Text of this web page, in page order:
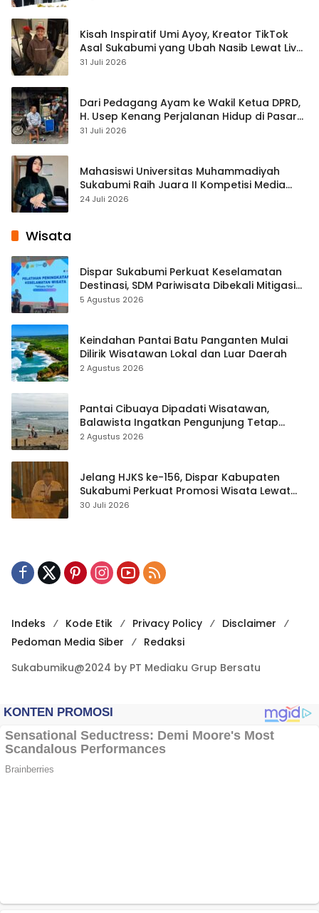
Kisah Inspiratif Umi Ayoy, Kreator TikTok
Asal Sukabumi yang Ubah Nasib Lewat Live
Streaming
31 Juli 2026
Dari Pedagang Ayam ke Wakil Ketua DPRD,
H. Usep Kenang Perjalanan Hidup di Pasar
Cisaat
31 Juli 2026
Mahasiswi Universitas Muhammadiyah
Sukabumi Raih Juara II Kompetisi Media
Pembelajaran Digital Tingkat Internasional
24 Juli 2026
Wisata
Dispar Sukabumi Perkuat Keselamatan
Destinasi, SDM Pariwisata Dibekali Mitigasi
hingga Teknik Evakuasi
5 Agustus 2026
Keindahan Pantai Batu Panganten Mulai
Dilirik Wisatawan Lokal dan Luar Daerah
2 Agustus 2026
Pantai Cibuaya Dipadati Wisatawan,
Balawista Ingatkan Pengunjung Tetap
Waspada
2 Agustus 2026
Jelang HJKS ke-156, Dispar Kabupaten
Sukabumi Perkuat Promosi Wisata Lewat
Publikasi Digital
30 Juli 2026
Indeks Kode Etik Privacy Policy
Disclaimer
Pedoman Media Siber
Redaksi
Sukabumiku@2024 by PT Mediaku Grup Bersatu